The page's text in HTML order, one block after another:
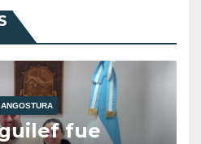
fue